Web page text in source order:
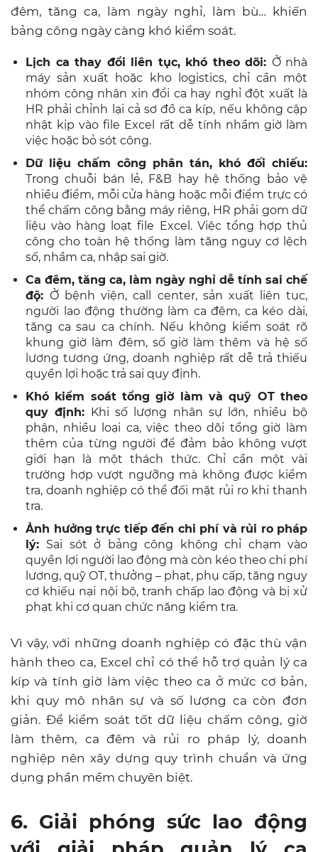
đêm, tăng ca, làm ngày nghỉ, làm bù… khiến
bảng công ngày càng khó kiểm soát.
Lịch ca thay đổi liên tục, khó theo dõi: Ở nhà
máy sản xuất hoặc kho logistics, chỉ cần một
nhóm công nhân xin đổi ca hay nghỉ đột xuất là
HR phải chỉnh lại cả sơ đồ ca kíp, nếu không cập
nhật kịp vào file Excel rất dễ tính nhầm giờ làm
việc hoặc bỏ sót công.
Dữ liệu chấm công phân tán, khó đối chiếu:
Trong chuỗi bán lẻ, F&B hay hệ thống bảo vệ
nhiều điểm, mỗi cửa hàng hoặc mỗi điểm trực có
thể chấm công bằng máy riêng, HR phải gom dữ
liệu vào hàng loạt file Excel. Việc tổng hợp thủ
công cho toàn hệ thống làm tăng nguy cơ lệch
số, nhầm ca, nhập sai giờ.
Ca đêm, tăng ca, làm ngày nghỉ dễ tính sai chế
độ:Ở bệnh viện, call center, sản xuất liên tục,
người lao động thường làm ca đêm, ca kéo dài,
tăng ca sau ca chính. Nếu không kiểm soát rõ
khung giờ làm đêm, số giờ làm thêm và hệ số
lương tương ứng, doanh nghiệp rất dễ trả thiếu
quyền lợi hoặc trả sai quy định.
Khó kiểm soát tổng giờ làm và quỹ OT theo
quy định: Khi số lượng nhân sự lớn, nhiều bộ
phận, nhiều loại ca, việc theo dõi tổng giờ làm
thêm của từng người để đảm bảo không vượt
giới hạn là một thách thức. Chỉ cần một vài
trường hợp vượt ngưỡng mà không được kiểm
tra, doanh nghiệp có thể đối mặt rủi ro khi thanh
tra.
Ảnh hưởng trực tiếp đến chi phí và rủi ro pháp
lý: Sai sót ở bảng công không chỉ chạm vào
quyền lợi người lao động mà còn kéo theo chi phí
lương, quỹ OT, thưởng – phạt, phụ cấp, tăng nguy
cơ khiếu nại nội bộ, tranh chấp lao động và bị xử
phạt khi cơ quan chức năng kiểm tra.
Vì vậy, với những doanh nghiệp có đặc thù vận
hành theo ca, Excel chỉ có thể hỗ trợ quản lý ca
kíp và tính giờ làm việc theo ca ở mức cơ bản,
khi quy mô nhân sự và số lượng ca còn đơn
giản. Để kiểm soát tốt dữ liệu chấm công, giờ
làm thêm, ca đêm và rủi ro pháp lý, doanh
nghiệp nên xây dựng quy trình chuẩn và ứng
dụng phần mềm chuyên biệt.
6. Giải phóng sức lao động